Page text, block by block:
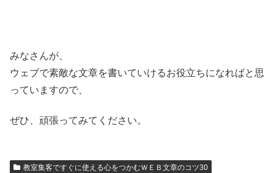
みなさんが、
ウェブで素敵な文章を書いていけるお役立ちになればと思
っていますので、
ぜひ、頑張ってみてください。
教室集客ですぐに使える心をつかむＷＥＢ文章のコツ30